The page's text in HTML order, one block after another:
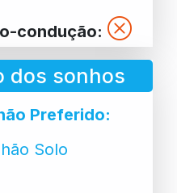
condução:
dos sonhos
Preferido:
Solo